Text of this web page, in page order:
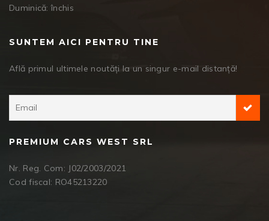
Duminică: închis
SUNTEM AICI PENTRU TINE
Află primul ultimele noutăți la un singur e-mail distanță!
PREMIUM CARS WEST SRL
Nr. Reg. Com: J02/2003/2021
Cod fiscal: RO45213220